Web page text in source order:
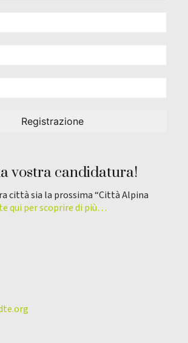
vostra candidatura!
città sia la prossima “Città Alpina
qui per scoprire di più…